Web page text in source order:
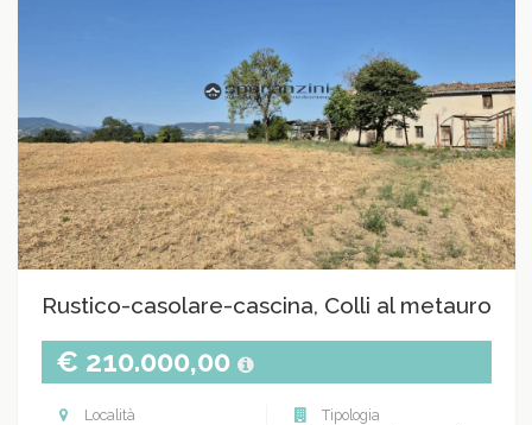
Rustico-casolare-cascina, Colli al metauro
€ 210.000,00
Località
Tipologia